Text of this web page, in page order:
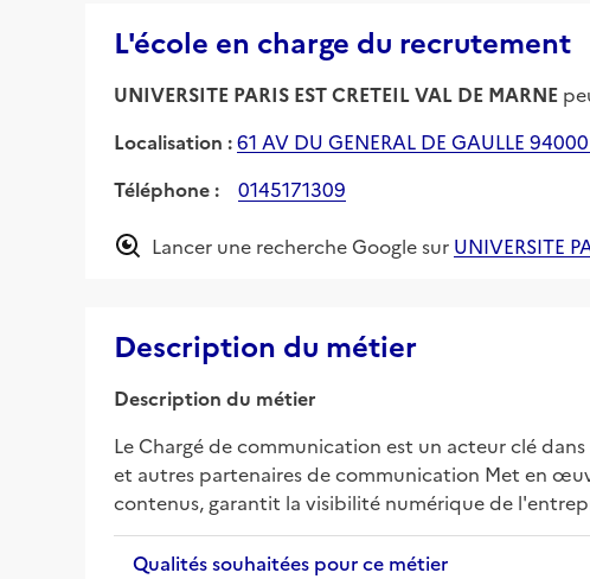
L'école en charge du recrutement
UNIVERSITE PARIS EST CRETEIL VAL DE MARNE
Localisation :61 AV DU GENERAL DE GAULLE 94000
Téléphone :
0145171309
Lancer une recherche Google sur UNIVERSITE
Description du métier
Description du métier
Le Chargé de communication est un acteur clé
et autres partenaires de communication Met en
contenus, garantit la visibilité numérique de
Qualités souhaitées pour ce métier